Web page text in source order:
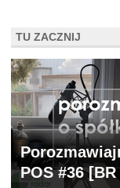
TU ZACZNIJ
POS #36